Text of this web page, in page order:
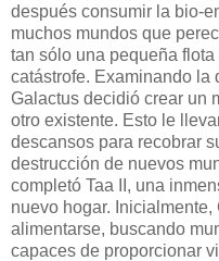
después consumir la bio-
muchos mundos que
tan sólo una pequeña
catástrofe. Examinando la
Galactus decidió crear un
otro existente. Esto le
descansos para recobrar
destrucción de nuevos
completó Taa II, una
nuevo hogar.
alimentarse, buscando
capaces de proporcionar